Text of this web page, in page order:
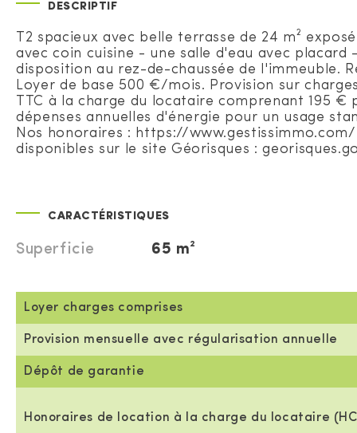
DESCRIPTIF
T2 spacieux avec belle terrasse de 24 m²
avec coin cuisine - une salle d'eau avec
disposition au rez-de-chaussée de l'immeuble.
Loyer de base 500 €/mois. Provision sur
TTC à la charge du locataire comprenant 195 €
dépenses annuelles d'énergie pour un usage
Nos honoraires : https://
disponibles sur le site Géorisques :
CARACTÉRISTIQUES
Superficie 65 m²
Loyer charges comprises
Provision mensuelle avec régularisation annuelle
Dépôt de garantie
Honoraires de location à la charge du locataire